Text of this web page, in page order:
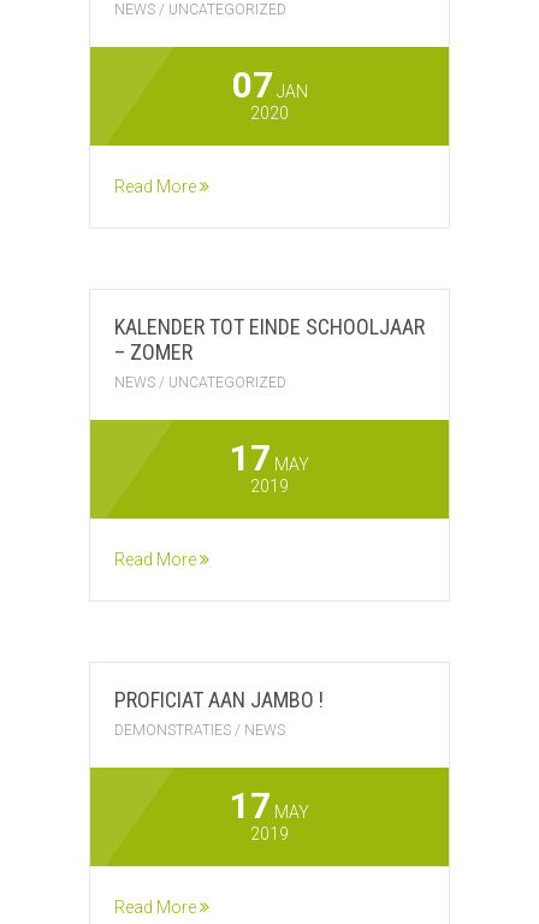
NEWS / UNCATEGORIZED
07 JAN
2020
Read More
KALENDER TOT EINDE SCHOOLJAAR
– ZOMER
NEWS / UNCATEGORIZED
17 MAY
2019
Read More
PROFICIAT AAN JAMBO !
DEMONSTRATIES / NEWS
17 MAY
2019
Read More